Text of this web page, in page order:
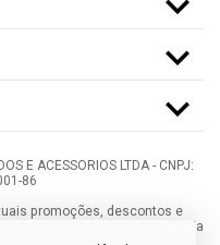
E ACESSORIOS LTDA - CNPJ:
86
promoções, descontos e
apenas para compras via
são de propriedade da